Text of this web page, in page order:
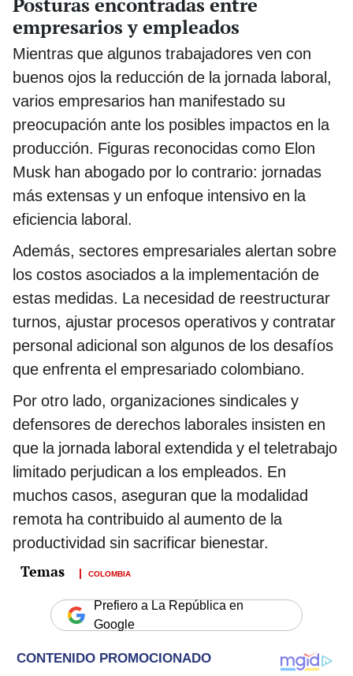
empresarios y empleados
Mientras que algunos trabajadores ven con
buenos ojos la reducción de la jornada laboral,
varios empresarios han manifestado su
preocupación ante los posibles impactos en la
producción. Figuras reconocidas como Elon
Musk han abogado por lo contrario: jornadas
más extensas y un enfoque intensivo en la
eficiencia laboral.
Además, sectores empresariales alertan sobre
los costos asociados a la implementación de
estas medidas. La necesidad de reestructurar
turnos, ajustar procesos operativos y contratar
personal adicional son algunos de los desafíos
que enfrenta el empresariado colombiano.
Por otro lado, organizaciones sindicales y
defensores de derechos laborales insisten en
que la jornada laboral extendida y el teletrabajo
limitado perjudican a los empleados. En
muchos casos, aseguran que la modalidad
remota ha contribuido al aumento de la
productividad sin sacrificar bienestar.
COLOMBIA
Prefiero a La República en
Google